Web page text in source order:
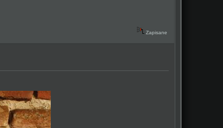
Zapisane